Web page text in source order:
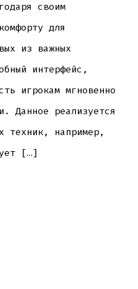
своим
для
из важных
интерфейс,
игрокам мгновенно
Данное реализуется
техник, например,
[…]